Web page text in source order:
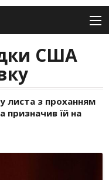
США
листа з проханням
призначив їй на